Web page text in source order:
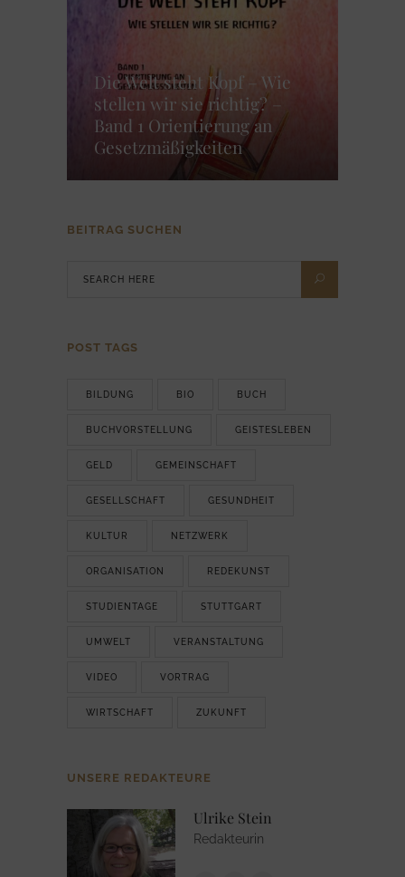
Die Welt steht Kopf – Wie
stellen wir sie richtig? –
Band 1 Orientierung an
Gesetzmäßigkeiten
BEITRAG SUCHEN
POST TAGS
BILDUNG BIO BUCH
BUCHVORSTELLUNG GEISTESLEBEN
GELD GEMEINSCHAFT
GESELLSCHAFT GESUNDHEIT
KULTUR NETZWERK
ORGANISATION REDEKUNST
STUDIENTAGE STUTTGART
UMWELT VERANSTALTUNG
VIDEO VORTRAG
WIRTSCHAFT ZUKUNFT
UNSERE REDAKTEURE
Ulrike Stein
Redakteurin